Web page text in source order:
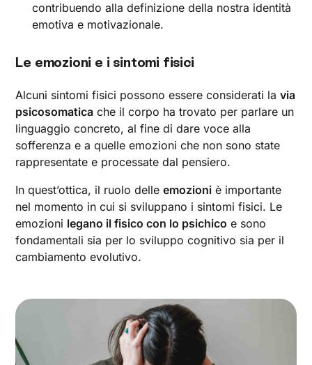
contribuendo alla definizione della nostra identità
emotiva e motivazionale.
Le emozioni e i sintomi fisici
Alcuni sintomi fisici possono essere considerati lavia
psicosomatica che il corpo ha trovato per parlare un
linguaggio concreto, al fine di dare voce alla
sofferenza e a quelle emozioni che non sono state
rappresentate e processate dal pensiero.
In quest’ottica, il ruolo delleemozioni è importante
nel momento in cui si sviluppano i sintomi fisici. Le
emozioni legano il fisico con lo psichico e sono
fondamentali sia per lo sviluppo cognitivo sia per il
cambiamento evolutivo.